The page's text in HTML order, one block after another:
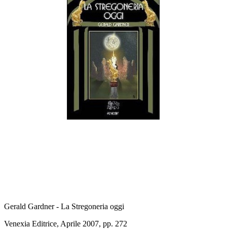
Gerald Gardner - La Stregoneria oggi
Venexia Editrice, Aprile 2007, pp. 272